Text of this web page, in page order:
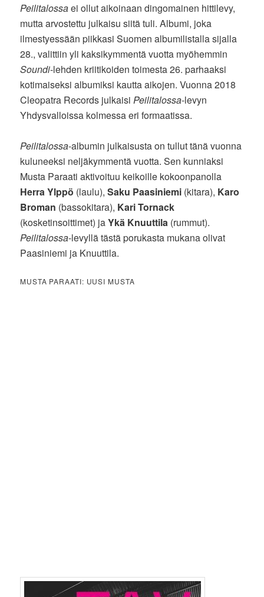
Peilitalossaei ollut aikoinaan dingomainen hittilevy,
mutta arvostettu julkaisu siitä tuli. Albumi, joka
ilmestyessään piikkasi Suomen albumilistalla sijalla
28., valittiin yli kaksikymmentä vuotta myöhemmin
Soundi-lehden kriitikoiden toimesta 26. parhaaksi
kotimaiseksi albumiksi kautta aikojen. Vuonna 2018
Cleopatra Records julkaisi Peilitalossa-levyn
Yhdysvalloissa kolmessa eri formaatissa.
Peilitalossa-albumin julkaisusta on tullut tänä vuonna
kuluneeksi neljäkymmentä vuotta. Sen kunniaksi
Musta Paraati aktivoituu keikoille kokoonpanolla
Herra Ylppö (laulu),Saku Paasiniemi (kitara), Karo
Broman (bassokitara), Kari Tornack
(kosketinsoittimet) jaYkä Knuuttila (rummut).
Peilitalossa-levyllä tästä porukasta mukana olivat
Paasiniemi ja Knuuttila.
MUSTA PARAATI: UUSI MUSTA